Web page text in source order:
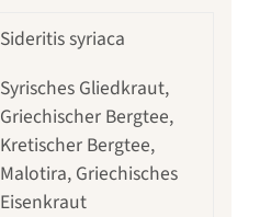
Sideritis syriaca
Syrisches Gliedkraut,
Griechischer Bergtee,
Kretischer Bergtee,
Malotira, Griechisches
Eisenkraut